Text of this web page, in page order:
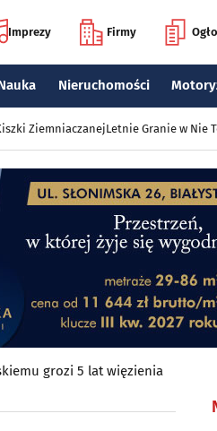
Imprezy Firmy
Nieruchomości
ZiemniaczanejLetnie Granie w Nie
grozi 5 lat więzienia